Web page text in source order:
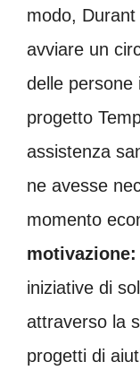
modo,
avviare un
delle persone
progetto
assistenza
ne avesse
momento
motivazione:
iniziative di
attraverso la
progetti di